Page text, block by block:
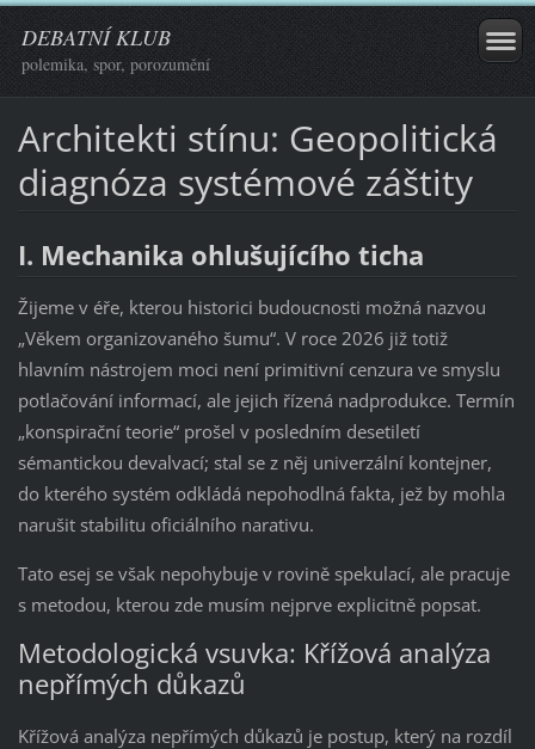
DEBATNÍ KLUB
polemika, spor, porozumění
Architekti stínu: Geopolitická
diagnóza systémové záštity
I. Mechanika ohlušujícího ticha
Žijeme v éře, kterou historici budoucnosti možná nazvou
„Věkem organizovaného šumu“. V roce 2026 již totiž
hlavním nástrojem moci není primitivní cenzura ve smyslu
potlačování informací, ale jejich řízená nadprodukce. Termín
„konspirační teorie“ prošel v posledním desetiletí
sémantickou devalvací; stal se z něj univerzální kontejner,
do kterého systém odkládá nepohodlná fakta, jež by mohla
narušit stabilitu oficiálního narativu.
Tato esej se však nepohybuje v rovině spekulací, ale pracuje
s metodou, kterou zde musím nejprve explicitně popsat.
Metodologická vsuvka: Křížová analýza
nepřímých důkazů
Křížová analýza nepřímých důkazů je postup, který na rozdíl